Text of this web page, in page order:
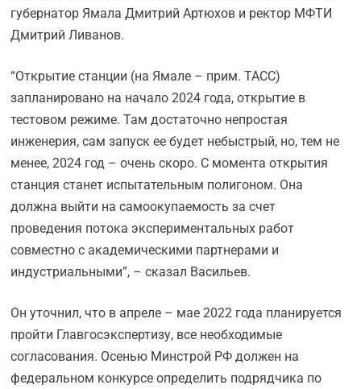
губернатор Ямала Дмитрий Артюхов и ректор МФТИ
Дмитрий Ливанов.
“Открытие станции (на Ямале – прим. ТАСС)
запланировано на начало 2024 года, открытие в
тестовом режиме. Там достаточно непростая
инженерия, сам запуск ее будет небыстрый, но, тем не
менее, 2024 год – очень скоро. С момента открытия
станция станет испытательным полигоном. Она
должна выйти на самоокупаемость за счет
проведения потока экспериментальных работ
совместно с академическими партнерами и
индустриальными”, – сказал Васильев.
Он уточнил, что в апреле – мае 2022 года планируется
пройти Главгосэкспертизу, все необходимые
согласования. Осенью Минстрой РФ должен на
федеральном конкурсе определить подрядчика по